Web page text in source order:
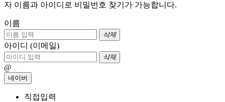
자 이름과 아이디로 비밀번호 찾기가 가능합니다.
이름
삭제
아이디 (이메일)
삭제
@
네이버
직접입력